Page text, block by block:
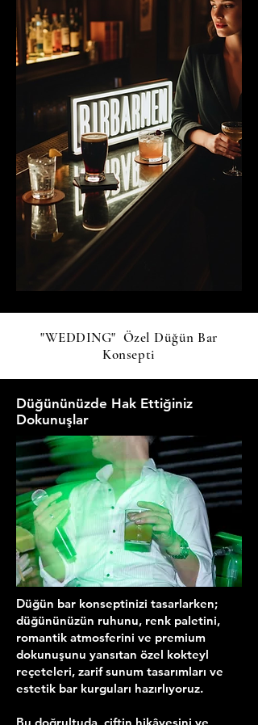
"WEDDING" Özel Düğün Bar
Konsepti
Düğününüzde Hak Ettiğiniz
Dokunuşlar
Düğün bar konseptinizi tasarlarken;
düğününüzün ruhunu, renk paletini,
romantik atmosferini ve premium
dokunuşunu yansıtan özel kokteyl
reçeteleri, zarif sunum tasarımları ve
estetik bar kurguları hazırlıyoruz.
Bu doğrultuda, çiftin hikâyesini ve